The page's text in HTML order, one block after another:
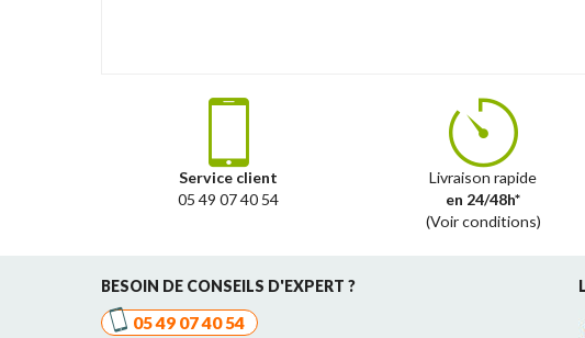
Service client
05 49 07 40 54
Livraison rapide
en 24/48h*
(Voir conditions)
BESOIN DE CONSEILS D'EXPERT ?
05 49 07 40 54